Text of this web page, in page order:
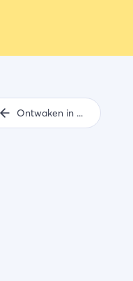
Ontwaken in de natuur: Steurshoeve